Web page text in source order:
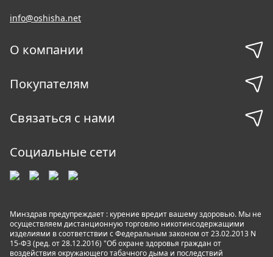
info@oshisha.net
О компании
Покупателям
Связаться с нами
Социальные сети
Минздрав предупреждает : курение вредит вашему здоровью. Мы не
осуществляем дистанционную торговлю никотинсодержащими
изделиями в соответствии с Федеральным законом от 23.02.2013 N
15-ФЗ (ред. от 28.12.2016) "Об охране здоровья граждан от
воздействия окружающего табачного дыма и последствий